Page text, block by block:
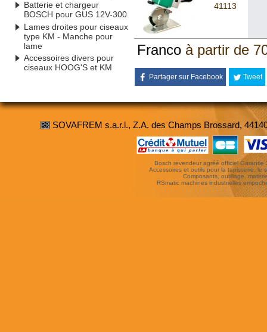
Batterie et chargeur
BOSCH pour GUS 12V-300
Lames droites pour ciseaux
type KM - Manche pour
lame
Accessoires divers pour
ciseaux HOOG'S et KM
41113
Franco à partir de
Partager sur Facebook Tweet
SOVAFREM s.a.r.l., Z.A. des Champs Brossard,
Bosch revendeur agréé officiel Garantie
Accessoires et outils pour la tapisserie, le
Composants, outillage,
RSmatic machines industrielles